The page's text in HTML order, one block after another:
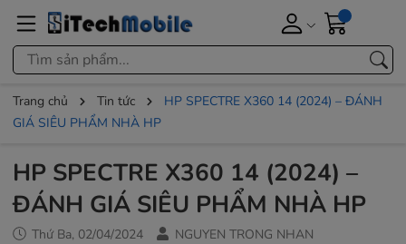
Trang chủ Tin tức
HP SPECTRE X360 14 (2024) – ĐÁNH
GIÁ SIÊU PHẨM NHÀ HP
HP SPECTRE X360 14 (2024) –
ĐÁNH GIÁ SIÊU PHẨM NHÀ HP
Thứ Ba, 02/04/2024 NGUYEN TRONG NHAN